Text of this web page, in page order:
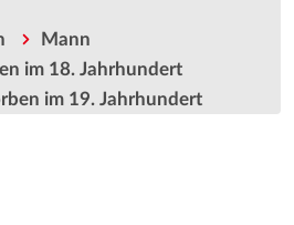
Mann
im 18. Jahrhundert
im 19. Jahrhundert